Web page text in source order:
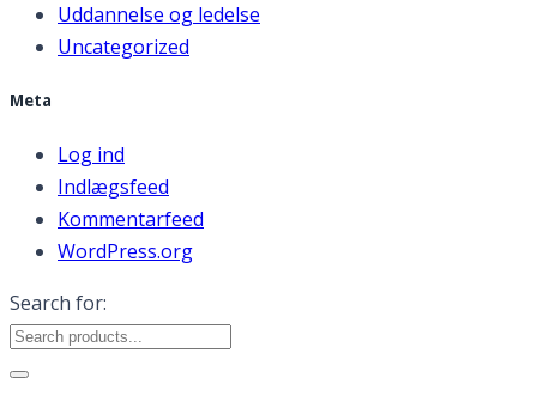
Uddannelse og ledelse
Uncategorized
Meta
Log ind
Indlægsfeed
Kommentarfeed
WordPress.org
Search for: